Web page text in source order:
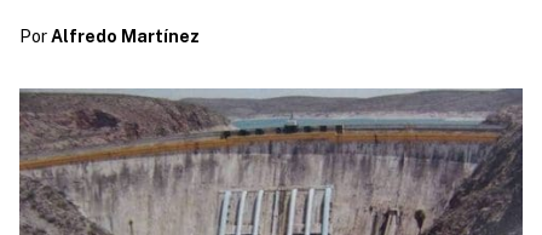
Por Alfredo Martínez